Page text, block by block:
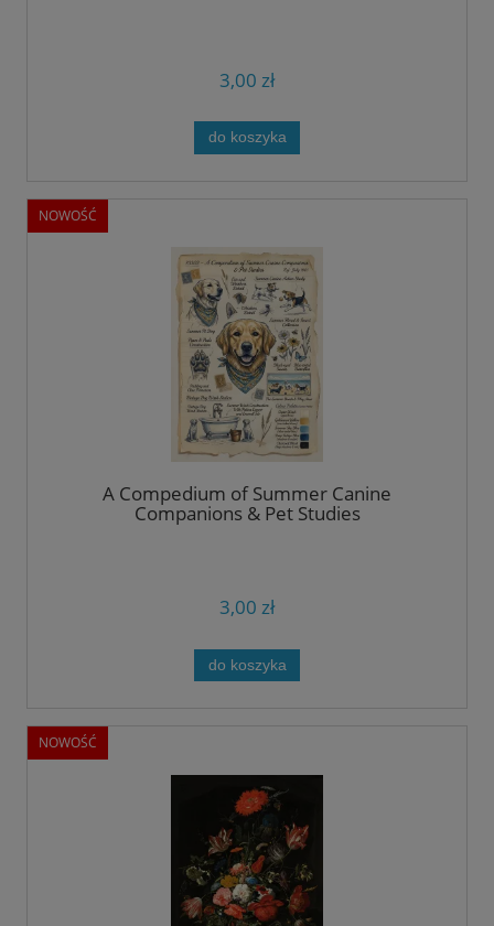
3,00 zł
do koszyka
A Compedium of Summer Canine
Companions & Pet Studies
3,00 zł
do koszyka
NOWOŚĆ
NOWOŚĆ